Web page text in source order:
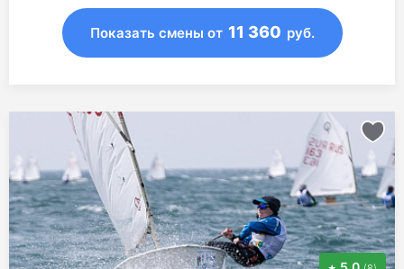
Показать смены от 11 360 руб.